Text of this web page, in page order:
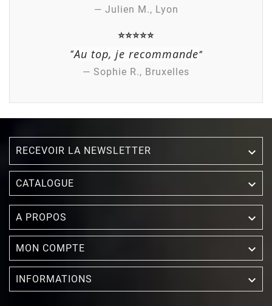
— Julien M., Lyon
⭐⭐⭐⭐⭐
“Au top, je recommande”
— Sophie R., Bruxelles
RECEVOIR LA NEWSLETTER 
CATALOGUE 
A PROPOS 
MON COMPTE 
INFORMATIONS 